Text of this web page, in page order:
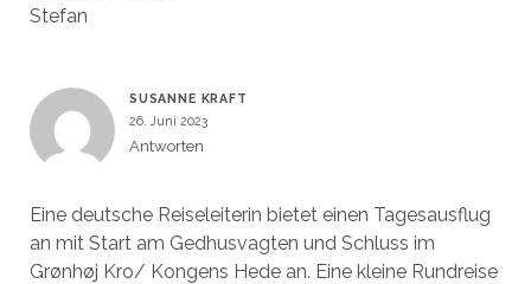
Stefan
SUSANNE KRAFT
26. Juni 2023
Antworten
Eine deutsche Reiseleiterin bietet einen Tagesausflug
an mit Start am Gedhusvagten und Schluss im
Grønhøj Kro/ Kongens Hede an. Eine kleine Rundreise